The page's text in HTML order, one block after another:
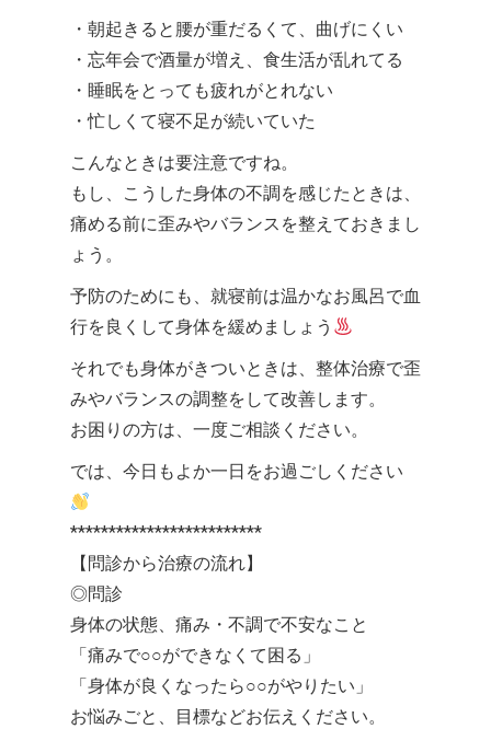
・朝起きると腰が重だるくて、曲げにくい
・忘年会で酒量が増え、食生活が乱れてる
・睡眠をとっても疲れがとれない
・忙しくて寝不足が続いていた
こんなときは要注意ですね。
もし、こうした身体の不調を感じたときは、
痛める前に歪みやバランスを整えておきまし
ょう。
予防のためにも、就寝前は温かなお風呂で血
行を良くして身体を緩めましょう
それでも身体がきついときは、整体治療で歪
みやバランスの調整をして改善します。
お困りの方は、一度ご相談ください。
では、今日もよか一日をお過ごしください
*************************
【問診から治療の流れ】
◎問診
身体の状態、痛み・不調で不安なこと
「痛みで○○ができなくて困る」
「身体が良くなったら○○がやりたい」
お悩みごと、目標などお伝えください。